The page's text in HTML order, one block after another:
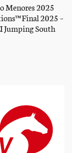
Menores 2025
Final 2025 –
Jumping South
CSIYH1* auf